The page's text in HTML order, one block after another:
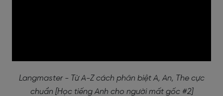
Langmaster - Từ A-Z cách phân biệt A, An, The cực
chuẩn [Học tiếng Anh cho người mất gốc #2]